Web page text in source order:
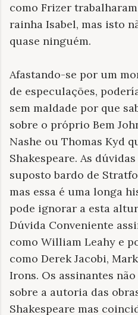
como Frizer
rainha Isabel, mas isto
quase ninguém.
Afastando-se por um
de especulações,
sem maldade por que
sobre o próprio Bem
Nashe ou Thomas Kyd
Shakespeare. As
suposto bardo de
mas essa é uma longa
pode ignorar a esta
Dúvida Conveniente
como William Leahy e
como Derek Jacobi,
Irons. Os assinantes
sobre a autoria das
Shakespeare mas